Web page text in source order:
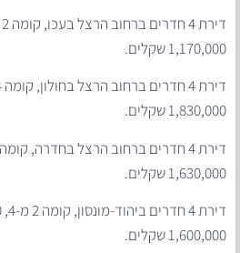
1,170,000 שקלים.
1,830,000 שקלים.
1,630,000 שקלים.
1,600,000 שקלים.